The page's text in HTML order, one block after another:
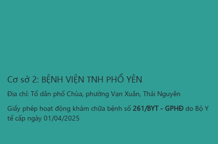
Cơ sở 2: BỆNH VIỆN TNH PHỔ YÊN
Địa chỉ: Tổ dân phố Chùa, phường Vạn Xuân, Thái Nguyên
Giấy phép hoạt động khám chữa bệnh số 261/BYT - GPHĐ do Bộ Y
tế cấp ngày 01/04/2025